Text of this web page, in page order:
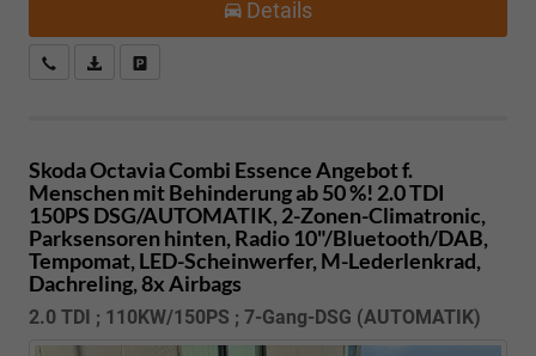
Details
Kostenloser Rückruf-Service
PDF-Datei, Fahrzeugexposé drucken
Skoda Octavia Combi Essence Angebot f.
Menschen mit Behinderung ab 50 %! 2.0 TDI
150PS DSG/AUTOMATIK, 2-Zonen-Climatronic,
Parksensoren hinten, Radio 10"/Bluetooth/DAB,
Tempomat, LED-Scheinwerfer, M-Lederlenkrad,
Dachreling, 8x Airbags
2.0 TDI ; 110KW/150PS ; 7-Gang-DSG (AUTOMATIK)